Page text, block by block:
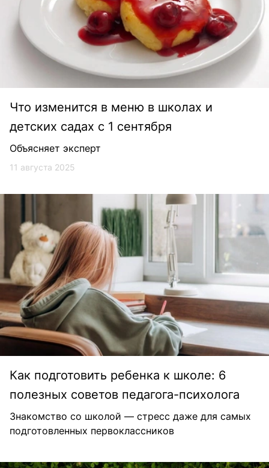
Что изменится в меню в школах и
детских садах с 1 сентября
Объясняет эксперт
11 августа 2025
Как подготовить ребенка к школе: 6
полезных советов педагога-психолога
Знакомство со школой — стресс даже для самых
подготовленных первоклассников